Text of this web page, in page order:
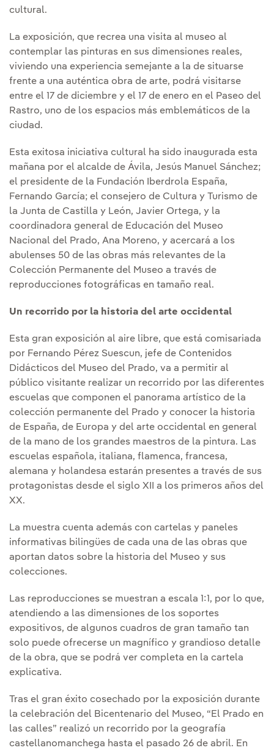
cultural.
La exposición, que recrea una visita al museo al
contemplar las pinturas en sus dimensiones reales,
viviendo una experiencia semejante a la de situarse
frente a una auténtica obra de arte, podrá visitarse
entre el 17 de diciembre y el 17 de enero en el Paseo del
Rastro, uno de los espacios más emblemáticos de la
ciudad.
Esta exitosa iniciativa cultural ha sido inaugurada esta
mañana por el alcalde de Ávila, Jesús Manuel Sánchez;
el presidente de la Fundación Iberdrola España,
Fernando García; el consejero de Cultura y Turismo de
la Junta de Castilla y León, Javier Ortega, y la
coordinadora general de Educación del Museo
Nacional del Prado, Ana Moreno, y acercará a los
abulenses 50 de las obras más relevantes de la
Colección Permanente del Museo a través de
reproducciones fotográficas en tamaño real.
Un recorrido por la historia del arte occidental
Esta gran exposición al aire libre, que está comisariada
por Fernando Pérez Suescun, jefe de Contenidos
Didácticos del Museo del Prado, va a permitir al
público visitante realizar un recorrido por las diferentes
escuelas que componen el panorama artístico de la
colección permanente del Prado y conocer la historia
de España, de Europa y del arte occidental en general
de la mano de los grandes maestros de la pintura. Las
escuelas española, italiana, flamenca, francesa,
alemana y holandesa estarán presentes a través de sus
protagonistas desde el siglo XII a los primeros años del
XX.
La muestra cuenta además con cartelas y paneles
informativas bilingües de cada una de las obras que
aportan datos sobre la historia del Museo y sus
colecciones.
Las reproducciones se muestran a escala 1:1, por lo que,
atendiendo a las dimensiones de los soportes
expositivos, de algunos cuadros de gran tamaño tan
solo puede ofrecerse un magnífico y grandioso detalle
de la obra, que se podrá ver completa en la cartela
explicativa.
Tras el gran éxito cosechado por la exposición durante
la celebración del Bicentenario del Museo, “El Prado en
las calles” realizó un recorrido por la geografía
castellanomanchega hasta el pasado 26 de abril. En